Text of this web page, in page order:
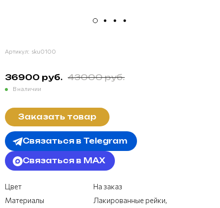
Артикул: sku0100
36900 руб. 43000 руб.
В наличии
Заказать товар
Связаться в Telegram
Связаться в MAX
Цвет
На заказ
Материалы
Лакированные рейки,